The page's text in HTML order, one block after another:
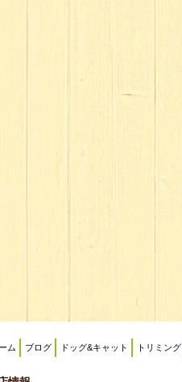
ム ブログ ドッグ&キャット トリミング